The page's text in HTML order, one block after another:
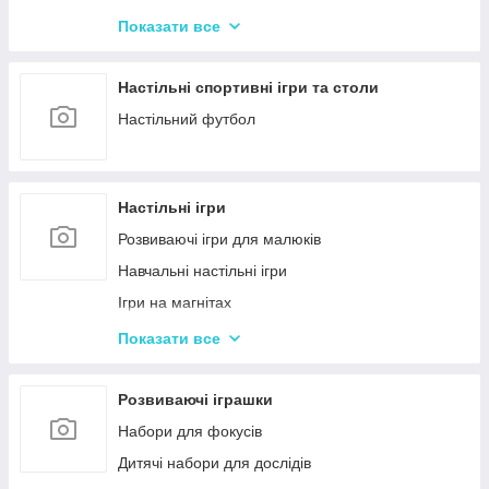
Показати все
Настільні спортивні ігри та столи
Настільний футбол
Настільні ігри
Розвиваючі ігри для малюків
Навчальні настільні ігри
Ігри на магнітах
Ігри-бродилки
Крокодил
Аліас Або Скажи Інакше
Гра Хто Я?
Показати все
Розвиваючі іграшки
Набори для фокусів
Дитячі набори для дослідів